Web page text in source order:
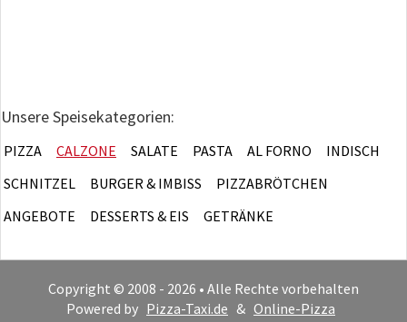
Unsere Speisekategorien:
PIZZA CALZONE SALATE PASTA AL FORNO
INDISCH
SCHNITZEL
BURGER & IMBISS
PIZZABRÖTCHEN
ANGEBOTE
DESSERTS & EIS GETRÄNKE
Copyright © 2008 - 2026 • Alle Rechte vorbehalten
Powered by Pizza-Taxi.de & Online-Pizza